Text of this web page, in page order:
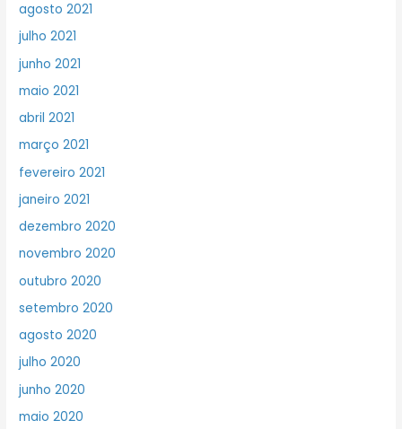
agosto 2021
julho 2021
junho 2021
maio 2021
abril 2021
março 2021
fevereiro 2021
janeiro 2021
dezembro 2020
novembro 2020
outubro 2020
setembro 2020
agosto 2020
julho 2020
junho 2020
maio 2020